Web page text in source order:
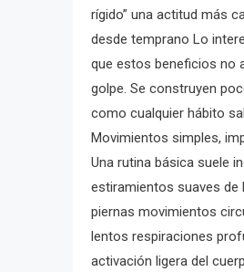
rígido” una actitud más
desde temprano Lo
que estos beneficios no
golpe. Se construyen
como cualquier hábito
Movimientos simples,
Una rutina básica suele
estiramientos suaves de
piernas movimientos
lentos respiraciones
activación ligera del